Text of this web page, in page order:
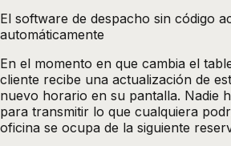
El software de despacho sin código
automáticamente
En el momento en que cambia el
cliente recibe una actualización de
nuevo horario en su pantalla. Nadie
para transmitir lo que cualquiera
oficina se ocupa de la siguiente